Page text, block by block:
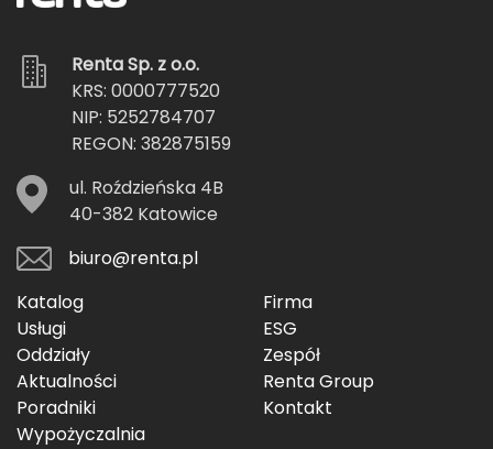
Renta Sp. z o.o.
KRS: 0000777520
NIP: 5252784707
REGON: 382875159
ul. Roździeńska 4B
40-382 Katowice
biuro@renta.pl
Katalog
Usługi
Oddziały
Aktualności
Poradniki
Wypożyczalnia
Firma
ESG
Zespół
Renta Group
Kontakt